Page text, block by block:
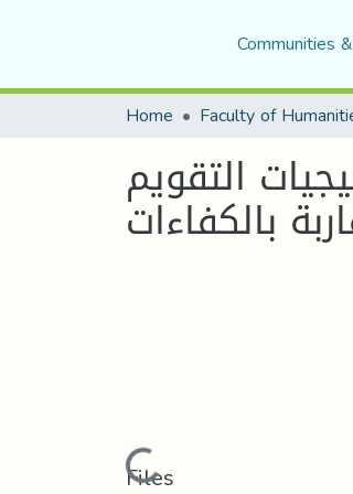
Communities
Home
التقويم
بالكفاءات
Files